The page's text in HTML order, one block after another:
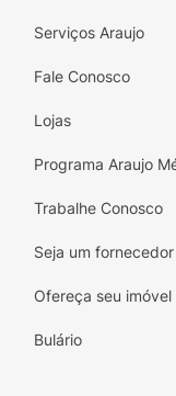
Serviços Araujo
Fale Conosco
Lojas
Programa Araujo
Trabalhe Conosco
Seja um fornecedor
Ofereça seu imóvel
Bulário